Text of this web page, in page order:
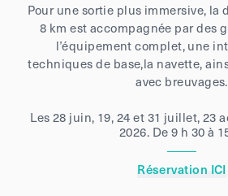
Pour une sortie plus immersive, la
8 km est accompagnée par des
l’équipement complet, une
techniques de base,la navette,
avec breuvages.
Les 28 juin, 19, 24 et 31 juillet, 23
2026. De 9 h 30 à
Réservation ICI